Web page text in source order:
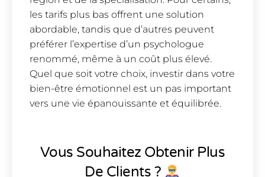
les tarifs plus bas offrent une solution
abordable, tandis que d’autres peuvent
préférer l’expertise d’un psychologue
renommé, même à un coût plus élevé.
Quel que soit votre choix, investir dans votre
bien-être émotionnel est un pas important
vers une vie épanouissante et équilibrée.
Vous Souhaitez Obtenir Plus
De Clients ?